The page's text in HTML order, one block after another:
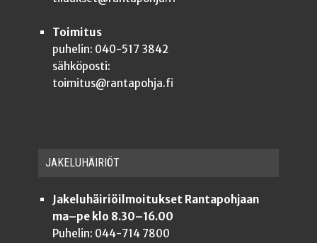
Toimitus
puhelin: 040-517 3842
sähköposti:
toimitus@rantapohja.fi
JAKE­LU­HÄI­RIÖT
Jakeluhäiriöilmoitukset Rantapohjaan
ma–pe klo 8.30–16.00
Puhelin: 044-714 7800